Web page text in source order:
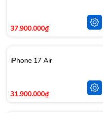
37.900.000₫
iPhone 17 Air
31.900.000₫